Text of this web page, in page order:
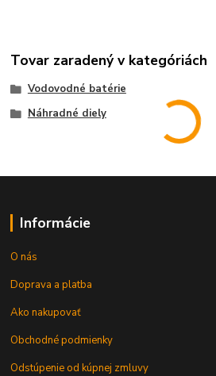
Tovar zaradený v kategóriách
Vodovodné batérie
Náhradné diely
Informácie
O nás
Doprava a platba
Ako nakupovať
Obchodné podmienky
Odstúpenie od kúpnej zmluvy